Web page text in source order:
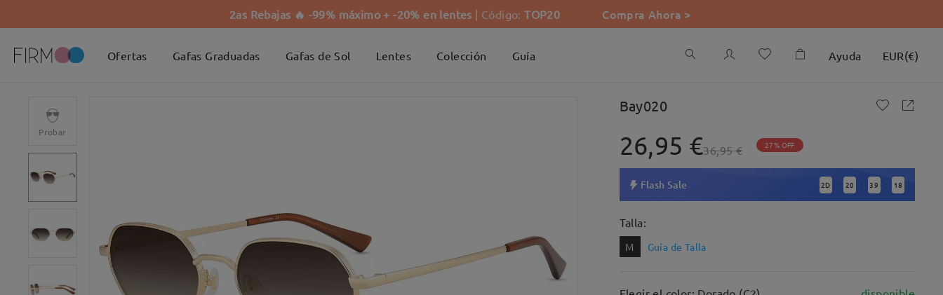
2as Rebajas 🔥 -99% máximo + -20% en lentes | Código:TOP20 Compra Ahora >
Ofertas Gafas Graduadas Gafas de Sol Lentes Colección Guía Ayuda EUR(€)
Probar
Bay020
26,95 €36,95 € 27% OFF
Flash Sale 2D : 20 : 39 : 17
Talla:
M Guía de Talla